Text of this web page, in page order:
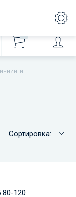
Сортировка:
80-120